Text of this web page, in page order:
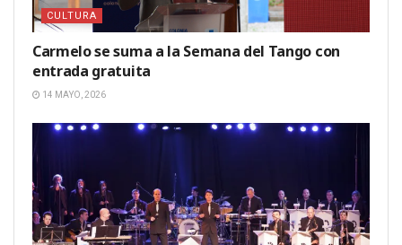
CULTURA
Carmelo se suma a la Semana del Tango con
entrada gratuita
14 MAYO, 2026